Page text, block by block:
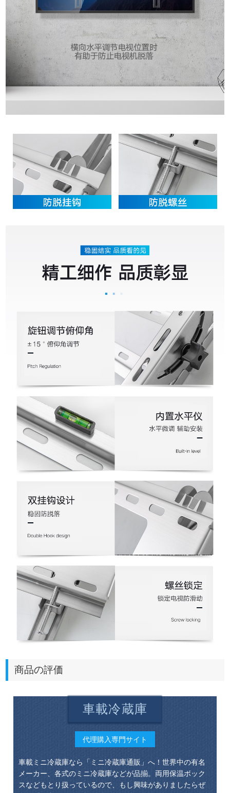
商品の評価
車載冷蔵庫
代理購入専門サイト
車載ミニ冷蔵庫なら「ミニ冷蔵庫通販」へ！世界中の有名
メーカー、各式のミニ冷蔵庫などが品揃。両用保温ボック
スなどもとり扱っているので、もし興味がありましたらぜ